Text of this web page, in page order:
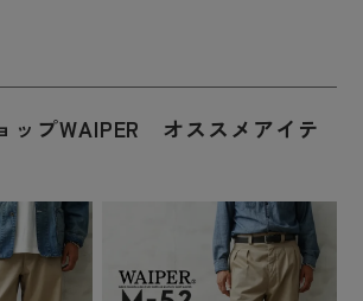
ップWAIPER オススメアイテ